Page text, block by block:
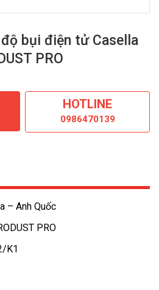
bụi điện tử Casella
PRO
HOTLINE
0986470139
– Anh Quốc
PRO
K1